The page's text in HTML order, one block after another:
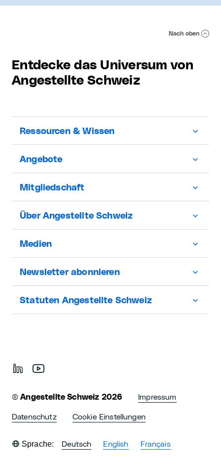
Nach oben
Entdecke das Universum von
Angestellte Schweiz
Ressourcen & Wissen
Angebote
Mitgliedschaft
Über Angestellte Schweiz
Medien
Newsletter abonnieren
Statuten Angestellte Schweiz
© Angestellte Schweiz 2026 Impressum
Datenschutz Cookie Einstellungen
Sprache: Deutsch English Français